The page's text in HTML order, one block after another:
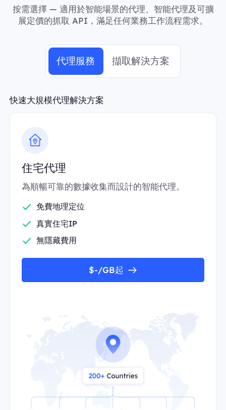
按需選擇 — 適用於智能場景的代理、智能代理及可擴
展定價的抓取 API，滿足任何業務工作流程需求。
代理服務 擷取解決方案
快速大規模代理解決方案
住宅代理
為順暢可靠的數據收集而設計的智能代理。
免費地理定位
真實住宅IP
無隱藏費用
$-/GB起